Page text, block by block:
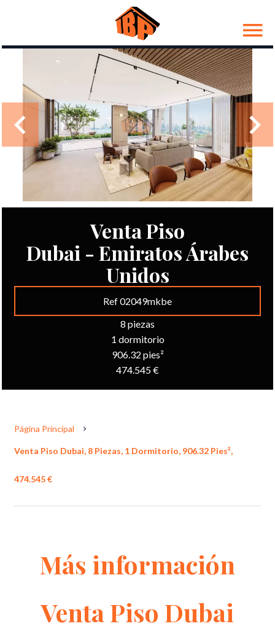
Venta Piso
Dubai - Emiratos Árabes
Unidos
Ref 02049mkbe
8 piezas
1 dormitorio
906.32 pies²
474.545 €
Página Principal
Venta Piso Dubai, 8 Piezas, 1 Dormitorio, 906.32 Pies²,
474.545 €
Más información
Venta Piso Dubai